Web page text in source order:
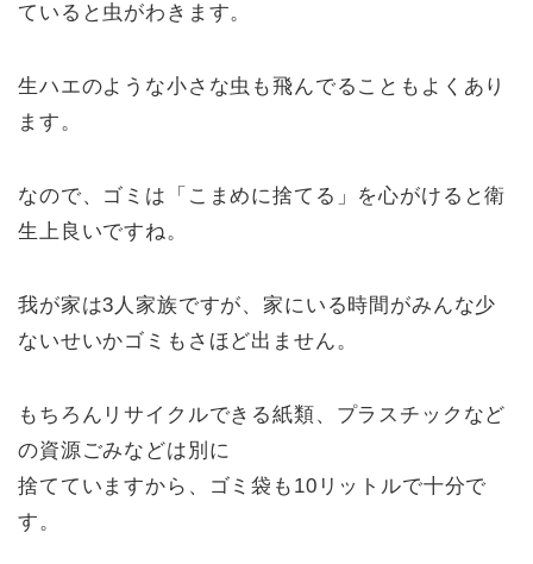
ていると虫がわきます。
生ハエのような小さな虫も飛んでることもよくあり
ます。
なので、ゴミは「こまめに捨てる」を心がけると衛
生上良いですね。
我が家は3人家族ですが、家にいる時間がみんな少
ないせいかゴミもさほど出ません。
もちろんリサイクルできる紙類、プラスチックなど
の資源ごみなどは別に
捨てていますから、ゴミ袋も10リットルで十分で
す。